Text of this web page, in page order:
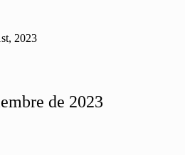
2023
de 2023